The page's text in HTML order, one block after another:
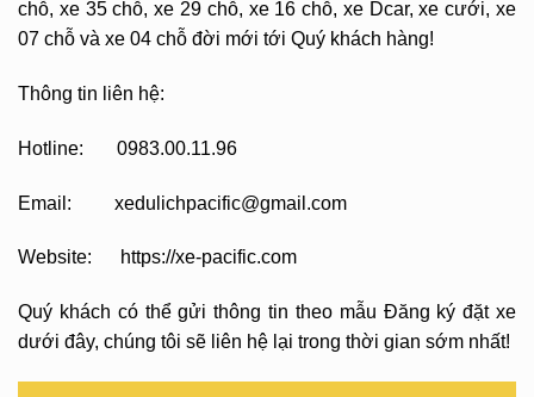
chỗ, xe 35 chỗ, xe 29 chỗ, xe 16 chỗ, xe Dcar, xe cưới, xe
07 chỗ và xe 04 chỗ đời mới tới Quý khách hàng!
Thông tin liên hệ:
Hotline: 0983.00.11.96
Email: xedulichpacific@gmail.com
Website: https://xe-pacific.com
Quý khách có thể gửi thông tin theo mẫu Đăng ký đặt xe
dưới đây, chúng tôi sẽ liên hệ lại trong thời gian sớm nhất!